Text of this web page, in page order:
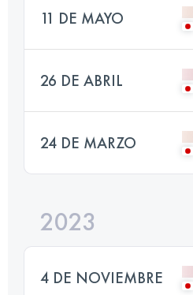
11 DE MAYO
26 DE ABRIL
24 DE MARZO
2023
4 DE NOVIEMBRE